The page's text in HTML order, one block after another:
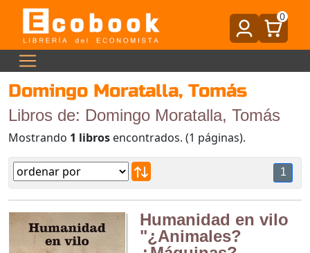
0
Domingo Moratalla, Tomás
Libros de: Domingo Moratalla, Tomás
Mostrando 1 libros encontrados. (1 páginas).
1
Humanidad en vilo
"¿Animales?